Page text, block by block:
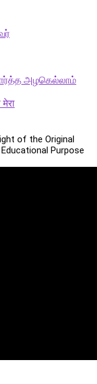
அழகெல்லாம்
of the Original
Purpose